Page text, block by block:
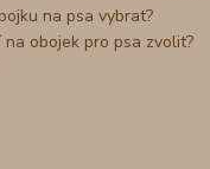
na psa vybrat?
na obojek pro psa zvolit?